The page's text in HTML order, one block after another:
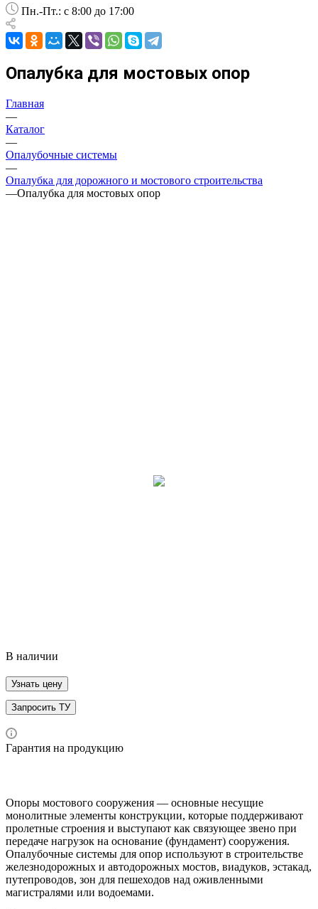
Пн.-Пт.: с 8:00 до 17:00
Опалубка для мостовых опор
Главная
—
Каталог
—
Опалубочные системы
—
Опалубка для дорожного и мостового строительства
—Опалубка для мостовых опор
В наличии
Узнать цену
Запросить ТУ
Гарантия на продукцию
Опоры мостового сооружения — основные несущие
монолитные элементы конструкции, которые поддерживают
пролетные строения и выступают как связующее звено при
передаче нагрузок на основание (фундамент) сооружения.
Опалубочные системы для опор используют в строительстве
железнодорожных и автодорожных мостов, виадуков, эстакад,
путепроводов, зон для пешеходов над оживленными
магистралями или водоемами.